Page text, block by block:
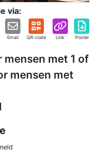
via:
Email QR-code Link Poster
mensen met 1 of
mensen met